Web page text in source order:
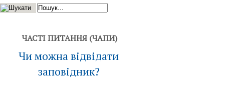
ЧАСТІ ПИТАННЯ (ЧАПИ)
Чи можна відвідати
заповідник?